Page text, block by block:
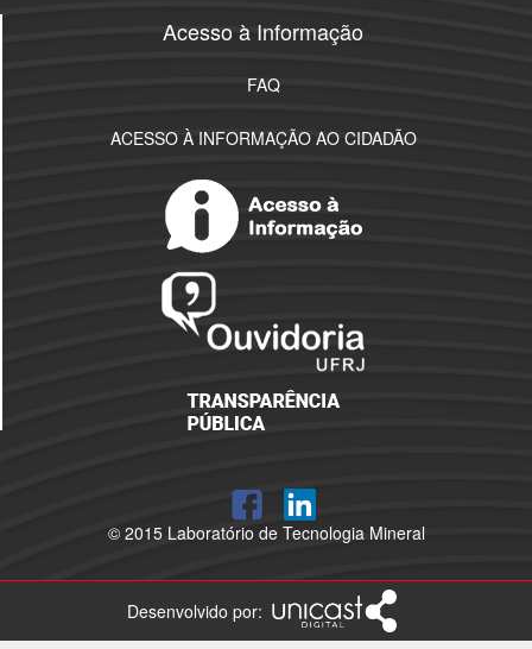
Acesso à Informação
FAQ
ACESSO À INFORMAÇÃO AO CIDADÃO
© 2015 Laboratório de Tecnologia Mineral
Desenvolvido por: